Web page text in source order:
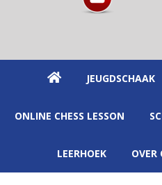
JEUGDSCHAAK
ONLINE CHESS LESSON
LEERHOEK OVER